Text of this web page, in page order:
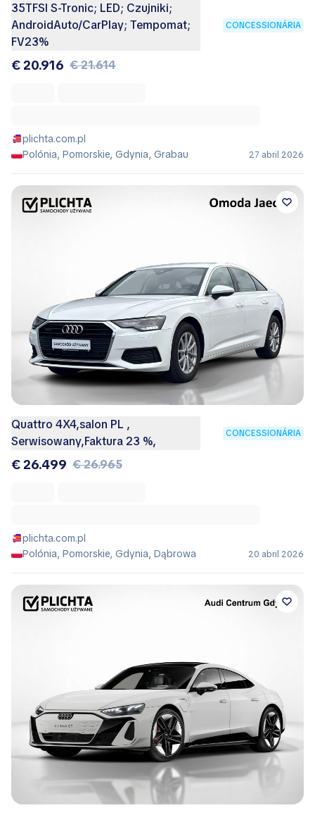
35TFSI S-Tronic; LED; Czujniki;
AndroidAuto/CarPlay; Tempomat;
FV23%
CONCESSIONÁRIA
€ 20.916 € 21.614
plichta.com.pl
Polónia, Pomorskie, Gdynia, Grabau
27 abril 2026
Quattro 4X4,salon PL ,
Serwisowany,Faktura 23 %,
CONCESSIONÁRIA
€ 26.499 € 26.965
plichta.com.pl
Polónia, Pomorskie, Gdynia, Dąbrowa
20 abril 2026